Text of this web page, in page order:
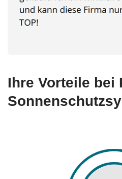
Ihre Vorteile bei